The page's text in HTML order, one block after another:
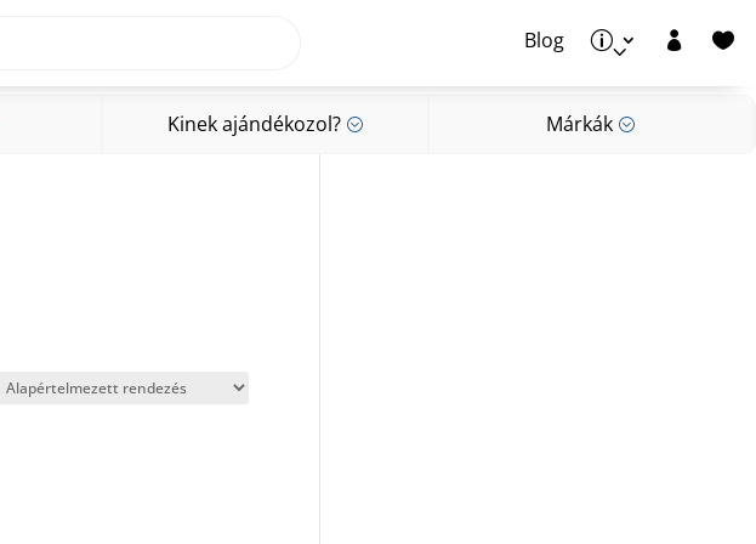
Blog p  
Kinek ajándékozol? ; Márkák ;
Márkák;